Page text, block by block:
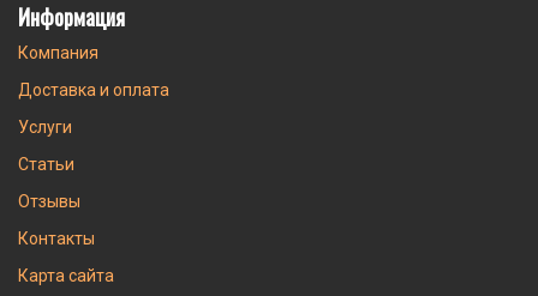
Информация
Компания
Доставка и оплата
Услуги
Статьи
Отзывы
Контакты
Карта сайта